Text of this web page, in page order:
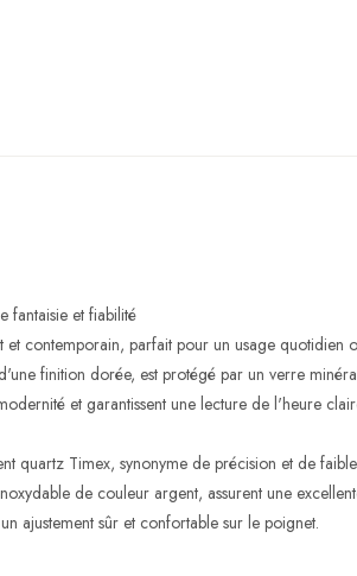
fantaisie et fiabilité
contemporain, parfait pour un usage quotidien
finition dorée, est protégé par un verre
et garantissent une lecture de l'heure
quartz Timex, synonyme de précision et de
de couleur argent, assurent une
ajustement sûr et confortable sur le poignet.